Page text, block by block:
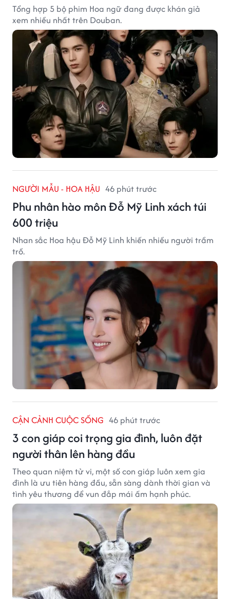
Tổng hợp 5 bộ phim Hoa ngữ đang được khán giả
xem nhiều nhất trên Douban.
NGƯỜI MẪU - HOA HẬU 46 phút trước
Phu nhân hào môn Đỗ Mỹ Linh xách túi
600 triệu
Nhan sắc Hoa hậu Đỗ Mỹ Linh khiến nhiều người trầm
trồ.
CẬN CẢNH CUỘC SỐNG 46 phút trước
3 con giáp coi trọng gia đình, luôn đặt
người thân lên hàng đầu
Theo quan niệm tử vi, một số con giáp luôn xem gia
đình là ưu tiên hàng đầu, sẵn sàng dành thời gian và
tình yêu thương để vun đắp mái ấm hạnh phúc.